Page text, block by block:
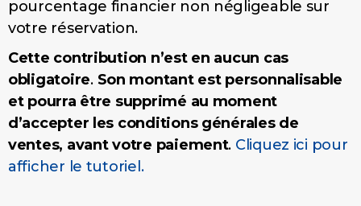
pourcentage financier non négligeable sur
votre réservation.
Cette contribution n’est en aucun cas
obligatoire. Son montant est personnalisable
et pourra être supprimé au moment
d’accepter les conditions générales de
ventes, avant votre paiement. Cliquez ici pour
afficher le tutoriel.